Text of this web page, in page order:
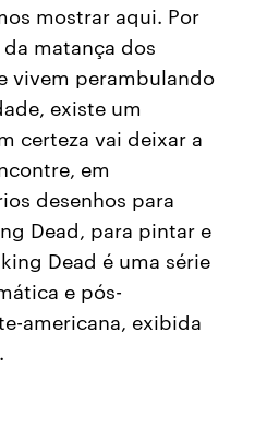
mostrar aqui. Por
matança dos
vivem perambulando
existe um
certeza vai deixar a
em
desenhos para
Dead, para pintar e
Dead é uma série
e pós-
americana, exibida